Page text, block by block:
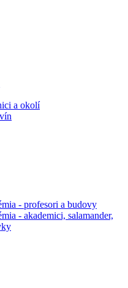
a okolí
- profesori a budovy
- akademici, salamander,